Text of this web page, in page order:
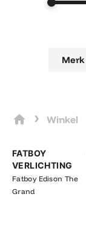
Merk
› Winkel
FATBOY
VERLICHTING
Fatboy Edison The
Grand